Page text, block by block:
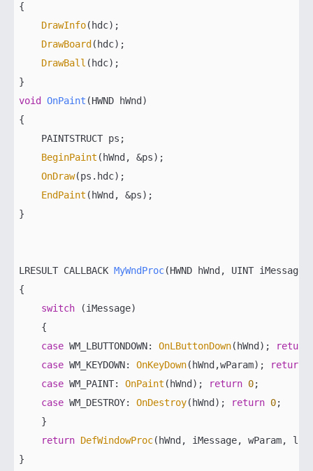
{
DrawInfo(hdc);
DrawBoard (hdc);
DrawBall (hdc);
void
OnPaint (HWND hWnd)
{
    PAINTSTRUCT ps;
BeginPaint (hWnd, &ps);
OnDraw(ps.hdc);
EndPaint (hWnd, &ps);
}
LRESULT CALLBACK MyWndProc(HWND hWnd, UINT iMessage,
{
switch (iMessage)
    {
case WM_LBUTTONDOWN: OnLButtonDown(hWnd);
return
case WM_KEYDOWN: OnKeyDown(hWnd,wParam); return
case WM_PAINT: OnPaint (hWnd); return 0;
case WM_DESTROY: OnDestroy(hWnd); return 0;
    }
return DefWindowProc(hWnd, iMessage, wParam,